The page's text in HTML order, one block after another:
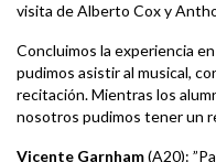
visita de Alberto Cox y
Concluimos la experiencia
pudimos asistir al musical,
recitación. Mientras los
nosotros pudimos tener un
Vicente Garnham(A20):